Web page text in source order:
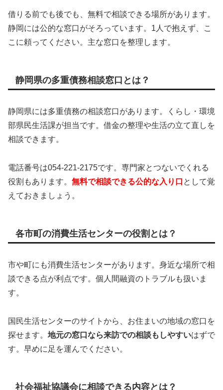
借りる前でも後でも、無料で相談できる場所があります。
静岡には公的な窓口がそろっています。1人で抱えず、こ
こに頼ってください。主な窓口を整理します。
静岡県の多重債務相談窓口とは？
静岡県には多重債務の相談窓口があります。くらし・環境
部県民生活課が担当です。借金の整理や生活の立て直しを
相談できます。
電話番号は054-221-2175です。専門家とつないでくれる
役割もあります。 無料で相談できる公的な入り口 として覚
えておきましょう。
各市町の消費生活センターの役割とは？
市や町にも消費生活センターがあります。身近な場所で相
談できる点が利点です。個人間融資のトラブルも扱いま
す。
国民生活センターのサイトから、お住まいの地域の窓口を
探せます。 地元の窓口なら来訪での相談もしやすいはずで
す。早めに足を運んでください。
社会福祉協議会に相談できる内容とは？